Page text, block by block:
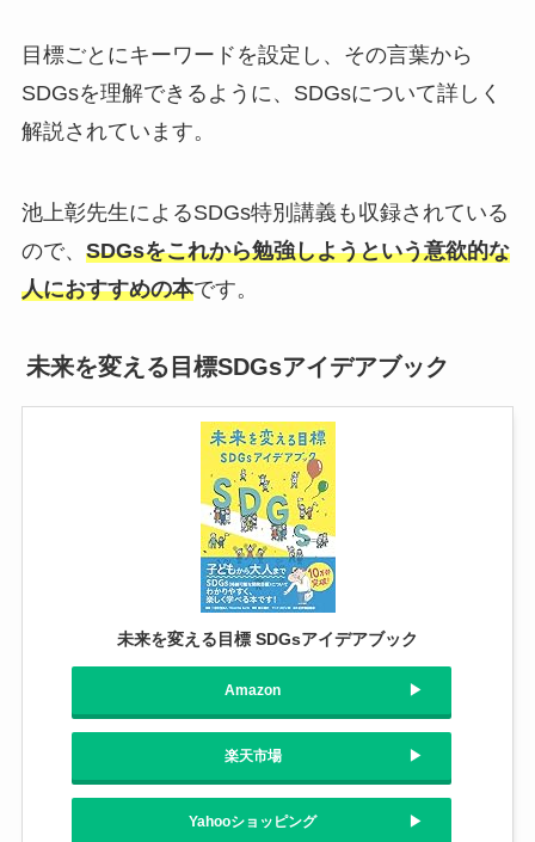
目標ごとにキーワードを設定し、その言葉から
SDGsを理解できるように、SDGsについて詳しく
解説されています。
池上彰先生によるSDGs特別講義も収録されている
ので、 SDGsをこれから勉強しようという意欲的な
人におすすめの本です。
未来を変える目標SDGsアイデアブック
未来を変える目標 SDGsアイデアブック
Amazon
楽天市場
Yahooショッピング